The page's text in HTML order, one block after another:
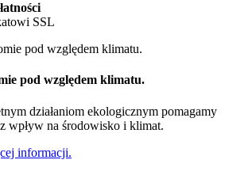
SSL
pod względem klimatu.
działaniom ekologicznym pomagamy
wpływ na środowisko i klimat.
informacji.